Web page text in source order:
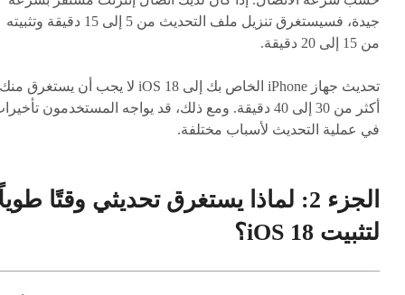
جيدة، فسيستغرق تنزيل ملف التحديث من 5 إلى 15 دقيقة وتثبيته
من 15 إلى 20 دقيقة.
تحديث جهاز iPhone الخاص بك إلى iOS 18 لا يجب أن يستغرق منك
أكثر من 30 إلى 40 دقيقة. ومع ذلك، قد يواجه المستخدمون
في عملية التحديث لأسباب مختلفة.
الجزء 2: لماذا يستغرق تحديثي وقتًا
لتثبيت iOS 18؟